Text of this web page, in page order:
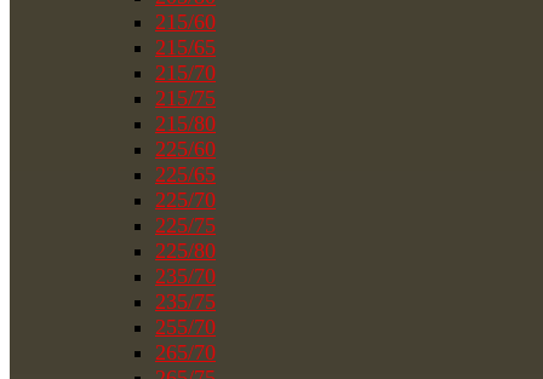
215/60
215/65
215/70
215/75
215/80
225/60
225/65
225/70
225/75
225/80
235/70
235/75
255/70
265/70